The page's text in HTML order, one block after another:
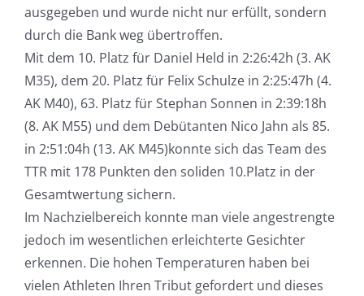
ausgegeben und wurde nicht nur erfüllt, sondern
durch die Bank weg übertroffen.
Mit dem 10. Platz für Daniel Held in 2:26:42h (3. AK
M35), dem 20. Platz für Felix Schulze in 2:25:47h (4.
AK M40), 63. Platz für Stephan Sonnen in 2:39:18h
(8. AK M55) und dem Debütanten Nico Jahn als 85.
in 2:51:04h (13. AK M45)konnte sich das Team des
TTR mit 178 Punkten den soliden 10.Platz in der
Gesamtwertung sichern.
Im Nachzielbereich konnte man viele angestrengte
jedoch im wesentlichen erleichterte Gesichter
erkennen. Die hohen Temperaturen haben bei
vielen Athleten Ihren Tribut gefordert und dieses